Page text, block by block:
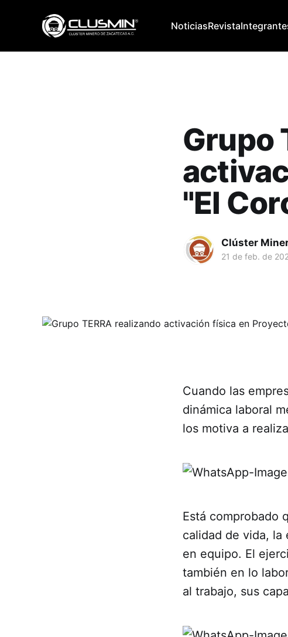
NoticiasRevista
Grupo
"El
Clúster
21 de feb. de
Cuando las
dinámica laboral
los motiva a
Está comprobado
calidad de vida, la
en equipo. El
también en lo
al trabajo, sus